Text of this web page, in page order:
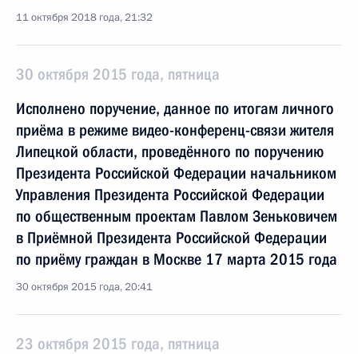
11 октября 2018 года, 21:32
30 октября 2015 года, пятница
Исполнено поручение, данное по итогам личного
приёма в режиме видео-конференц-связи жителя
Липецкой области, проведённого по поручению
Президента Российской Федерации начальником
Управления Президента Российской Федерации
по общественным проектам Павлом Зеньковичем
в Приёмной Президента Российской Федерации
по приёму граждан в Москве 17 марта 2015 года
30 октября 2015 года, 20:41
23 октября 2015 года, пятница